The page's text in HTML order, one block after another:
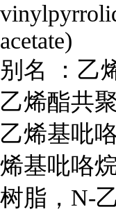
acetate)
别名 ： 乙
乙烯酯共
乙烯基吡
烯基吡咯
树脂，N-